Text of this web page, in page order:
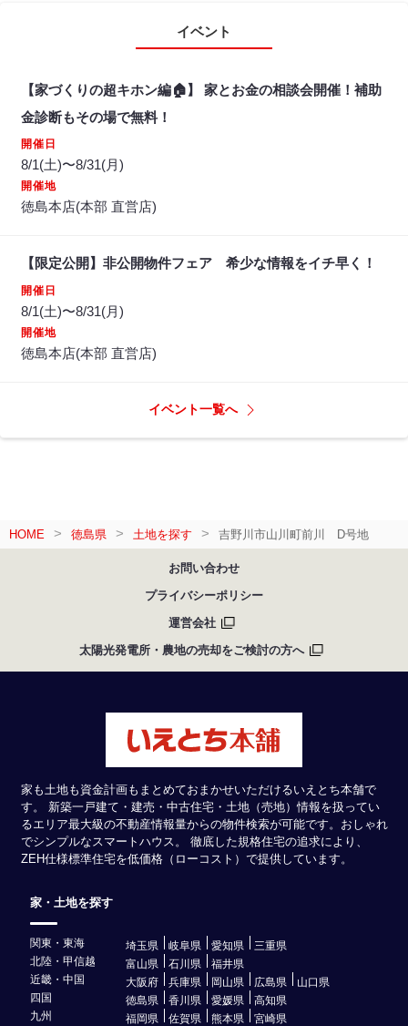
イベント
【家づくりの超キホン編🏠】 家とお金の相談会開催！補助
金診断もその場で無料！
開催日
8/1(土)〜8/31(月)
開催地
徳島本店(本部 直営店)
【限定公開】非公開物件フェア 希少な情報をイチ早く！
開催日
8/1(土)〜8/31(月)
開催地
徳島本店(本部 直営店)
イベント一覧へ
HOME 徳島県 土地を探す 吉野川市山川町前川 D号地
お問い合わせ
プライバシーポリシー
運営会社
太陽光発電所・農地の売却をご検討の方へ
家も土地も資金計画もまとめておまかせいただけるいえとち本舗で
す。 新築一戸建て・建売・中古住宅・土地（売地）情報を扱ってい
るエリア最大級の不動産情報量からの物件検索が可能です。おしゃれ
でシンプルなスマートハウス。 徹底した規格住宅の追求により、
ZEH仕様標準住宅を低価格（ローコスト）で提供しています。
家・土地を探す
関東・東海 埼玉県 岐阜県 愛知県
三重県
北陸・甲信越
富山県 石川県
福井県
近畿・中国
大阪府 兵庫県 岡山県 広島県
山口県
四国
徳島県 香川県 愛媛県
高知県
九州
福岡県 佐賀県 熊本県 宮崎県